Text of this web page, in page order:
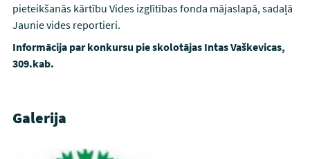
pieteikšanās kārtību Vides izglītības fonda mājaslapā, sadaļā
Jaunie vides reportieri.
Informācija par konkursu pie skolotājas Intas Vaškevicas,
309.kab.
Galerija